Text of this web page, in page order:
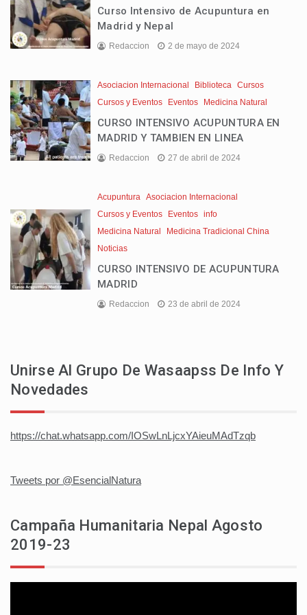
Curso Intensivo de Acupuntura en
Madrid y Nepal
Redaccion 2 de mayo de 2024
Asociacion Internacional Biblioteca Cursos
Cursos y Eventos
Eventos Medicina Natural
CURSO INTENSIVO ACUPUNTURA EN
MADRID Y TAMBIEN EN LINEA
Redaccion 27 de abril de 2024
Acupuntura Asociacion Internacional
Cursos y Eventos
Eventos info
Medicina Natural
Medicina Tradicional China
Noticias
CURSO INTENSIVO DE ACUPUNTURA
MADRID
Redaccion 23 de abril de 2024
Unirse Al Grupo De Wasaapss De Info Y
Novedades
https://chat.whatsapp.com/IOSwLnLjcxYAieuMAdTzqb
Tweets por @EsencialNatura
Campaña Humanitaria Nepal Agosto
2019-23